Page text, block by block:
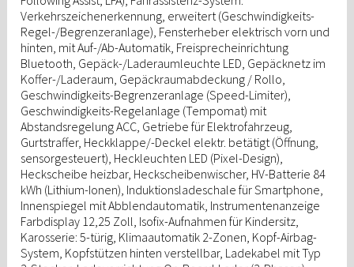
Verkehrszeichenerkennung, erweitert (Geschwindigkeits-
Regel-/Begrenzeranlage), Fensterheber elektrisch vorn und
hinten, mit Auf-/Ab-Automatik, Freisprecheinrichtung
Bluetooth, Gepäck-/Laderaumleuchte LED, Gepäcknetz im
Koffer-/Laderaum, Gepäckraumabdeckung / Rollo,
Geschwindigkeits-Begrenzeranlage (Speed-Limiter),
Geschwindigkeits-Regelanlage (Tempomat) mit
Abstandsregelung ACC, Getriebe für Elektrofahrzeug,
Gurtstraffer, Heckklappe/-Deckel elektr. betätigt (Öffnung,
sensorgesteuert), Heckleuchten LED (Pixel-Design),
Heckscheibe heizbar, Heckscheibenwischer, HV-Batterie 84
kWh (Lithium-Ionen), Induktionsladeschale für Smartphone,
Innenspiegel mit Abblendautomatik, Instrumentenanzeige
Farbdisplay 12,25 Zoll, Isofix-Aufnahmen für Kindersitz,
Karosserie: 5-türig, Klimaautomatik 2-Zonen, Kopf-Airbag-
System, Kopfstützen hinten verstellbar, Ladekabel mit Typ